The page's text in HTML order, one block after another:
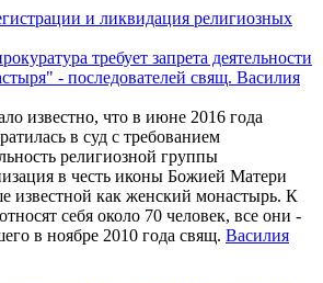
и ликвидация религиозных
требует запрета деятельности
- последователей свящ. Василия
известно, что в июне 2016 года
в суд с требованием
религиозной группы
в честь иконы Божией Матери
известной как женский монастырь. К
себя около 70 человек, все они -
в ноябре 2010 года свящ. Василия